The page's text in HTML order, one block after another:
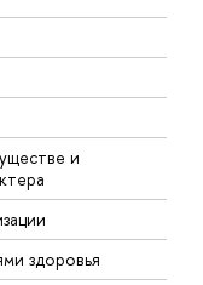
и
здоровья